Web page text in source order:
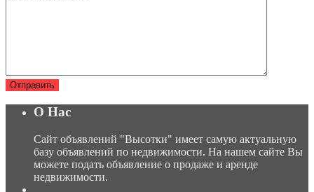
О Нас
Сайт объявлений "Высотки" имеет самую актуальную
базу объявлений по недвижимости. На нашем сайте Вы
можете подать объявление о продаже и аренде
недвижимости.